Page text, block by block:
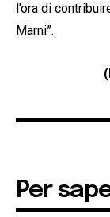
l’ora di
Marni”.
Per